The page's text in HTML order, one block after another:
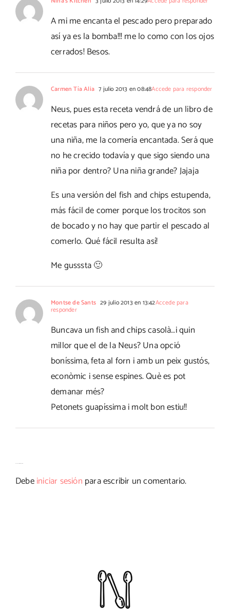
A mi me encanta el pescado pero preparado
así ya es la bomba!!! me lo como con los ojos
cerrados! Besos.
Carmen Tía Alia 7 julio 2013 en 08:48Accede para responder
Neus, pues esta receta vendrá de un libro de
recetas para niños pero yo, que ya no soy
una niña, me la comería encantada. Será que
no he crecido todavía y que sigo siendo una
niña por dentro? Una niña grande? Jajaja
Es una versión del fish and chips estupenda,
más fácil de comer porque los trocitos son
de bocado y no hay que partir el pescado al
comerlo. Qué fácil resulta así!
Me gusssta 🙂
Montse de Sants 29 julio 2013 en 13:42Accede para
responder
Buncava un fish and chips casolà…i quin
millor que el de la Neus? Una opció
boníssima, feta al forn i amb un peix gustós,
econòmic i sense espines. Què es pot
demanar més?
Petonets guapíssima i molt bon estiu!!
Debeiniciar sesión para escribir un comentario.